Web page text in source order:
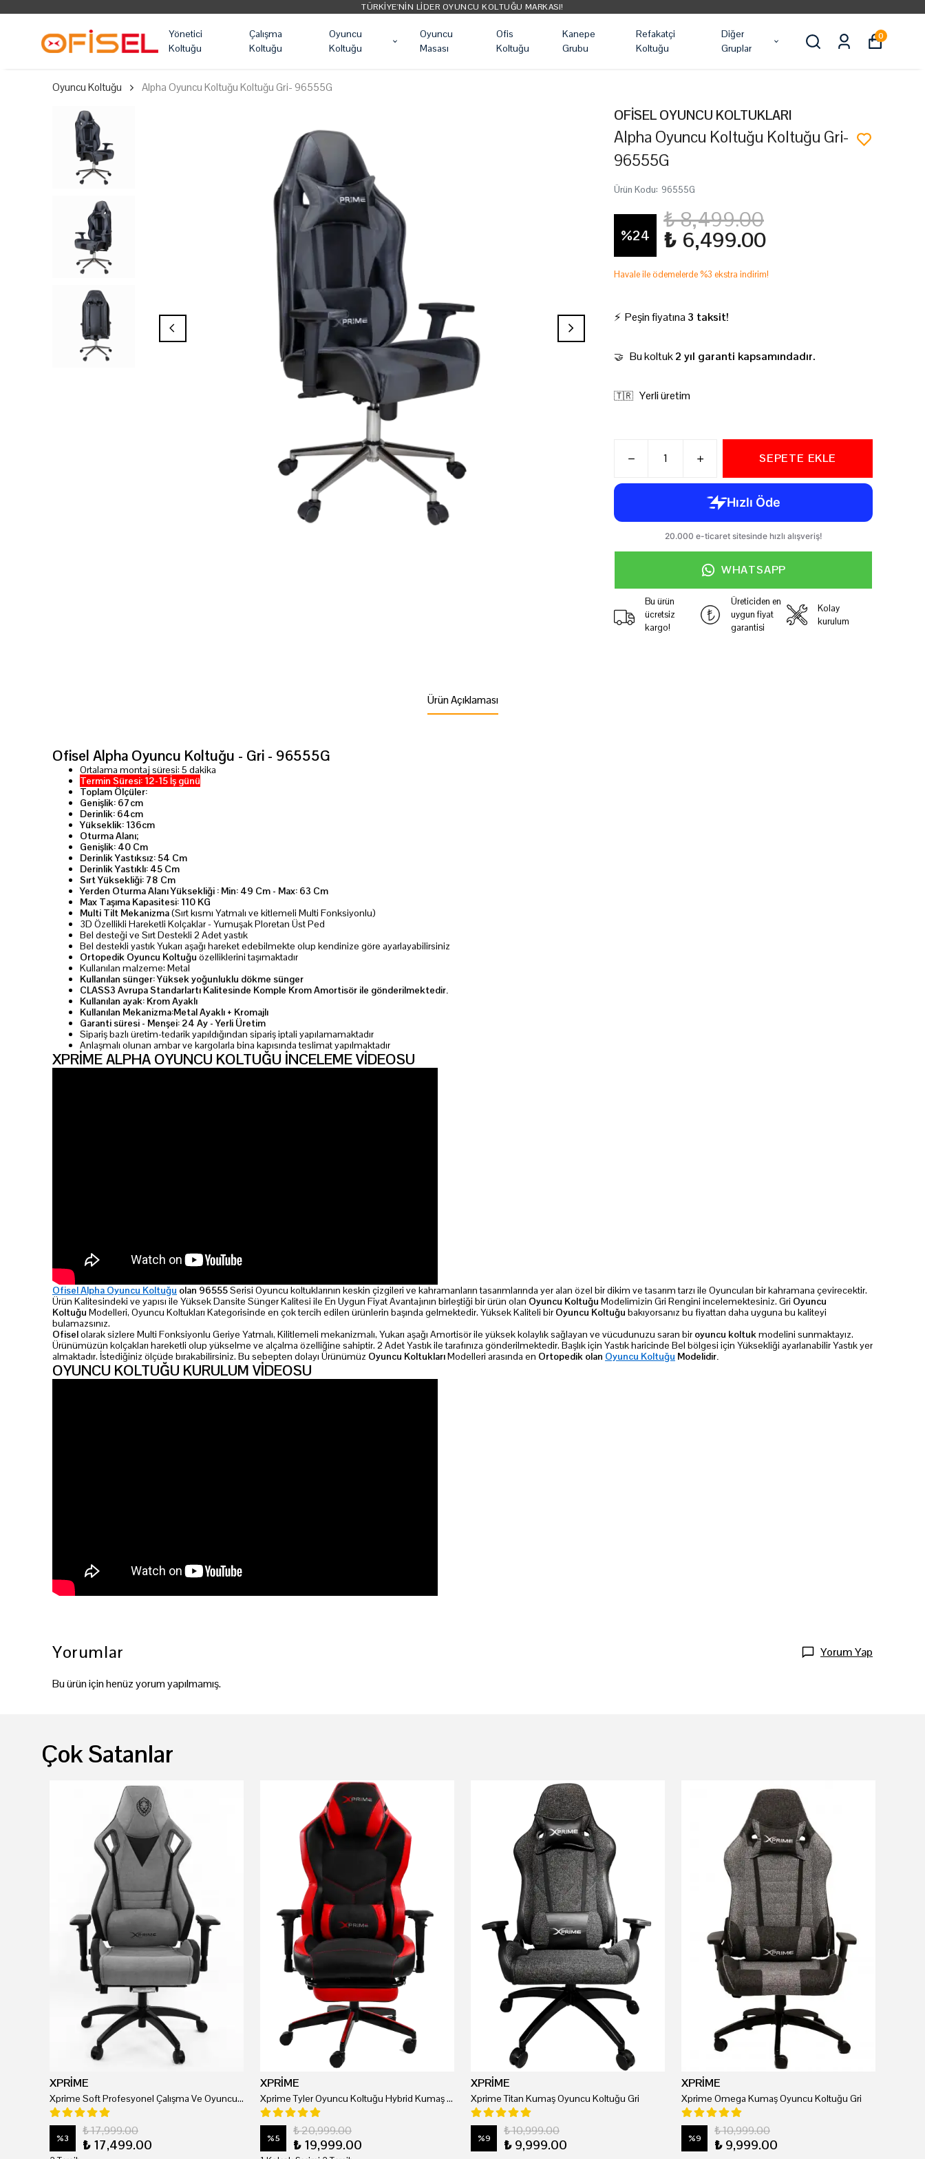
TÜRKIYE'NIN LIDER OYUNCU KOLTUĞU MARKASI!
Yönetici
Koltuğu
Çalışma
Koltuğu
Oyuncu
Koltuğu
Oyuncu
Masası
Ofis
Koltuğu
Kanepe
Grubu
Refakatçi
Koltuğu
Diğer
Gruplar
0
Oyuncu Koltuğu Alpha Oyuncu Koltuğu Koltuğu Gri- 96555G
OFİSEL OYUNCU KOLTUKLARI
Alpha Oyuncu Koltuğu Koltuğu Gri-
96555G
Ürün Kodu: 96555G
%24
₺ 8,499.00
₺ 6,499.00
Havale ile ödemelerde %3 ekstra indirim!
⚡ Peşin fiyatına 3 taksit!
🤝 Bu koltuk2 yıl garanti kapsamındadır.
🇹🇷 Yerli üretim
SEPETE EKLE
WHATSAPP
Bu ürün
ücretsiz
kargo!
Üreticiden en
uygun fiyat
garantisi
Kolay
kurulum
Ürün Açıklaması
Ofisel Alpha Oyuncu Koltuğu - Gri - 96555G
Ortalama montaj süresi: 5 dakika
Termin Süresi: 12-15 İş günü
Toplam Ölçüler:
Genişlik: 67cm
Derinlik: 64cm
Yükseklik: 136cm
Oturma Alanı;
Genişlik: 40 Cm
Derinlik Yastıksız: 54 Cm
Derinlik Yastıklı: 45 Cm
Sırt Yüksekliği: 78 Cm
Yerden Oturma Alanı Yüksekliği : Min: 49 Cm - Max: 63 Cm
Max Taşıma Kapasitesi: 110 KG
Multi Tilt Mekanizma(Sırt kısmı Yatmalı ve kitlemeli Multi Fonksiyonlu)
3D Özellikli Hareketli Kolçaklar - Yumuşak Ploretan Üst Ped
Bel desteği ve Sırt Destekli 2 Adet yastık
Bel destekli yastık Yukarı aşağı hareket edebilmekte olup kendinize göre ayarlayabilirsiniz
Ortopedik Oyuncu Koltuğu özelliklerini taşımaktadır
Kullanılan malzeme: Metal
Kullanılan sünger: Yüksek yoğunluklu dökme sünger
CLASS3 Avrupa Standarlartı Kalitesinde Komple Krom Amortisör ile gönderilmektedir.
Kullanılan ayak: Krom Ayaklı
Kullanılan Mekanizma:Metal Ayaklı + Kromajlı
Garanti süresi - Menşei: 24 Ay - Yerli Üretim
Sipariş bazlı üretim-tedarik yapıldığından sipariş iptali yapılamamaktadır
Anlaşmalı olunan ambar ve kargolarla bina kapısında teslimat yapılmaktadır
XPRİME ALPHA OYUNCU KOLTUĞU İNCELEME VİDEOSU
Ofisel Alpha Oyuncu Koltuğu olan 96555Serisi Oyuncu koltuklarının keskin çizgileri ve kahramanların tasarımlarında yer alan özel bir dikim ve tasarım tarzı ile Oyuncuları bir kahramana çevirecektir.
Ürün Kalitesindeki ve yapısı ile Yüksek Dansite Sünger Kalitesi ile En Uygun Fiyat Avantajının birleştiği bir ürün olan Oyuncu Koltuğu Modelimizin Gri Rengini incelemektesiniz. Gri Oyuncu
Koltuğu Modelleri, Oyuncu Koltukları Kategorisinde en çok tercih edilen ürünlerin başında gelmektedir. Yüksek Kaliteli bir Oyuncu Koltuğu bakıyorsanız bu fiyattan daha uyguna bu kaliteyi
bulamazsınız.
Ofiselolarak sizlere Multi Fonksiyonlu Geriye Yatmalı, Kilitlemeli mekanizmalı, Yukarı aşağı Amortisör ile yüksek kolaylık sağlayan ve vücudunuzu saran bir oyuncu koltukmodelini sunmaktayız.
Ürünümüzün kolçakları hareketli olup yükselme ve alçalma özelliğine sahiptir. 2 Adet Yastık ile tarafınıza gönderilmektedir. Başlık için Yastık haricinde Bel bölgesi için Yüksekliği ayarlanabilir Yastık yer
almaktadır. İstediğiniz ölçüde bırakabilirsiniz. Bu sebepten dolayı Ürünümüz Oyuncu KoltuklarıModelleri arasında en Ortopedik olan Oyuncu Koltuğu Modelidir.
OYUNCU KOLTUĞU KURULUM VİDEOSU
Yorumlar Yorum Yap
Bu ürün için henüz yorum yapılmamış.
Çok Satanlar
XPRİME
Xprime Soft Profesyonel Çalışma Ve Oyuncu Koltuğu
%3
₺ 17,999.00
₺ 17,499.00
XPRİME
Xprime Tyler Oyuncu Koltuğu Hybrid Kumaş Kırmızı
%5
₺ 20,999.00
₺ 19,999.00
XPRİME
Xprime Titan Kumaş Oyuncu Koltuğu Gri
%9
₺ 10,999.00
₺ 9,999.00
XPRİME
Xprime Omega Kumaş Oyuncu Koltuğu Gri
%9
₺ 10,999.00
₺ 9,999.00